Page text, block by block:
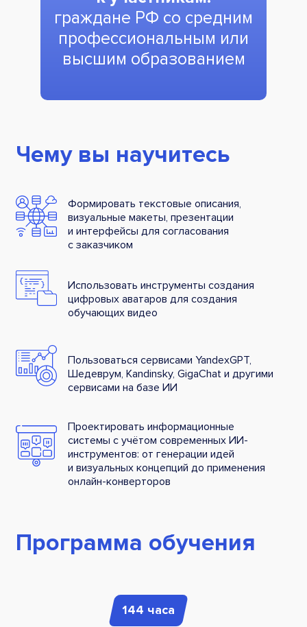
граждане РФ со средним
профессиональным или
высшим образованием
Чему вы научитесь
Формировать текстовые описания,
визуальные макеты, презентации
и интерфейсы для согласования
с заказчиком
Использовать инструменты создания
цифровых аватаров для создания
обучающих видео
Пользоваться сервисами YandexGPT,
Шедеврум, Kandinsky, GigaChat и другими
сервисами на базе ИИ
Проектировать информационные
системы с учётом современных ИИ-
инструментов: от генерации идей
и визуальных концепций до применения
онлайн-конверторов
Программа обучения
144 часа